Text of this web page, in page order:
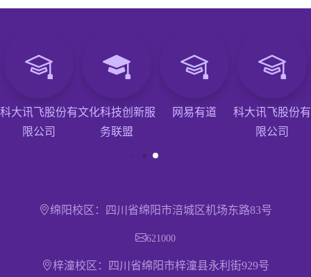
科大讯飞股份有
限公司
文化科技创新服
务联盟
网易有道
科大讯飞股份有
限公司
绵阳校区：四川省绵阳市涪城区机场东路83号
621000
梓潼校区：四川省绵阳市梓潼县永利街929号